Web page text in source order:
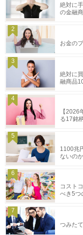
絶対に
の金融
2
お金の
3
絶対に
融商品
4
【
る17銘
5
1100兆
ないの
6
コスト
べき5つ
7
つみた